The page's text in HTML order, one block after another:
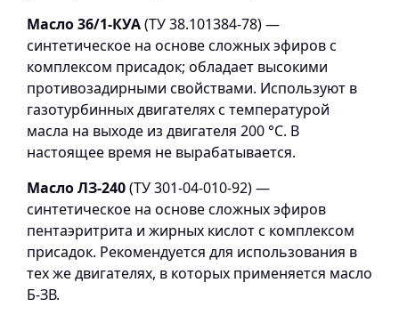
Масло 36/1-КУА(ТУ 38.101384-78) —
синтетическое на основе сложных эфиров с
комплексом присадок; обладает высокими
противозадирными свойствами. Используют в
газотурбинных двигателях с температурой
масла на выходе из двигателя 200 °С. В
настоящее время не вырабатывается.
Масло ЛЗ-240(ТУ 301-04-010-92) —
синтетическое на основе сложных эфиров
пентаэритрита и жирных кислот с комплексом
присадок. Рекомендуется для использования в
тех же двигателях, в которых применяется масло
Б-ЗВ.